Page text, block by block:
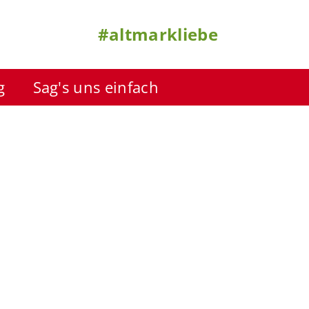
#altmarkliebe
Sag's uns einfach